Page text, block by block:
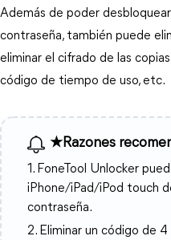
Además de poder
contraseña, también puede
eliminar el cifrado de las
código de tiempo de uso, etc.
★Razones
1. FoneTool Unlocker
iPhone/iPad/iPod touch
contraseña.
2. Eliminar un código de